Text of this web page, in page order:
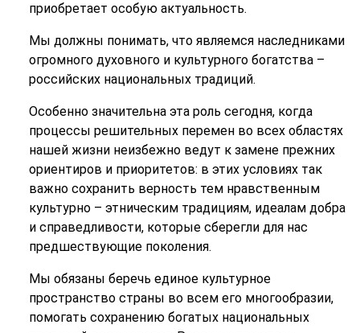
приобретает особую актуальность.
Мы должны понимать, что являемся наследниками
огромного духовного и культурного богатства –
российских национальных традиций.
Особенно значительна эта роль сегодня, когда
процессы решительных перемен во всех областях
нашей жизни неизбежно ведут к замене прежних
ориентиров и приоритетов: в этих условиях так
важно сохранить верность тем нравственным
культурно – этническим традициям, идеалам добра
и справедливости, которые сберегли для нас
предшествующие поколения.
Мы обязаны беречь единое культурное
пространство страны во всем его многообразии,
помогать сохранению богатых национальных